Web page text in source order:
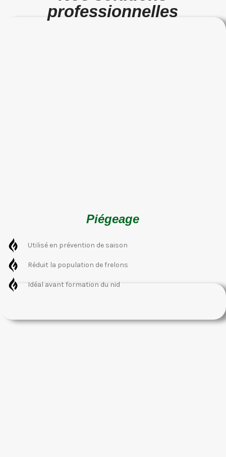
professionnelles
Piégeage
Utilisé en prévention de saison
Réduit la population de frelons
Idéal avant formation du nid